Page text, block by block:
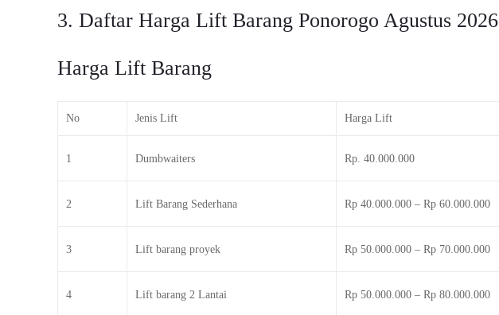
3. Daftar Harga Lift Barang Ponorogo Agustus 2026
Harga Lift Barang
No Jenis Lift Harga Lift
1 Dumbwaiters Rp. 40.000.000
2 Lift Barang Sederhana Rp 40.000.000 – Rp 60.000.000
3 Lift barang proyek Rp 50.000.000 – Rp 70.000.000
4 Lift barang 2 Lantai Rp 50.000.000 – Rp 80.000.000